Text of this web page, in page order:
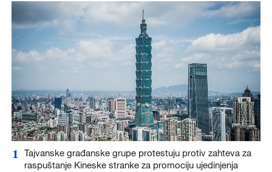
1
Tajvanske građanske grupe protestuju protiv zahteva za
raspuštanje Kineske stranke za promociju ujedinjenja